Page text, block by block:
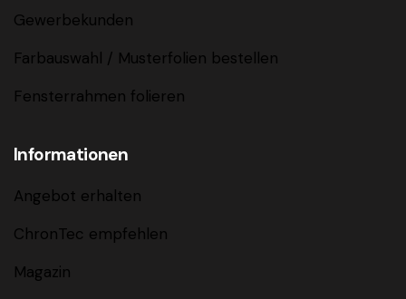
Gewerbekunden
Farbauswahl / Musterfolien bestellen
Fensterrahmen folieren
Informationen
Angebot erhalten
ChronTec empfehlen
Magazin